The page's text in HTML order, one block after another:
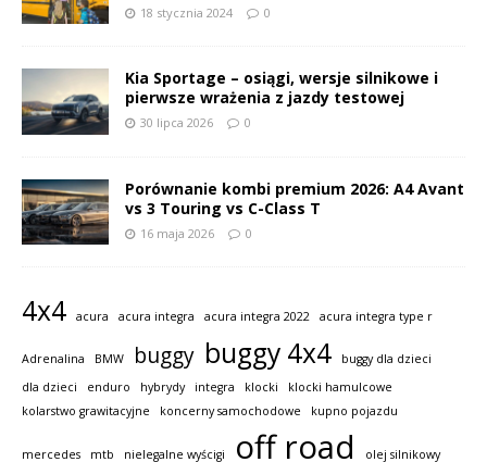
18 stycznia 2024 0
Kia Sportage – osiągi, wersje silnikowe i
pierwsze wrażenia z jazdy testowej
30 lipca 2026 0
Porównanie kombi premium 2026: A4 Avant
vs 3 Touring vs C-Class T
16 maja 2026 0
4x4 acura acura integra acura integra 2022 acura integra type r
Adrenalina BMW buggy buggy 4x4
buggy dla dzieci
dla dzieci
enduro hybrydy integra klocki
klocki hamulcowe
kolarstwo grawitacyjne
koncerny samochodowe kupno pojazdu
mercedes mtb nielegalne wyścigi off road olej silnikowy